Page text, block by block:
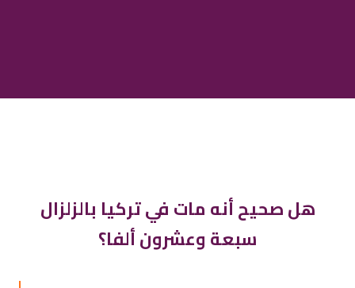
هل صحيح أنه مات في تركيا بالزلزال
سبعة وعشرون ألفا؟